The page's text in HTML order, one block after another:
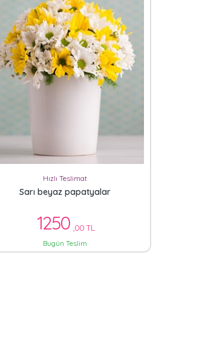
Hızlı Teslimat
Sarı beyaz papatyalar
1250 ,00 TL
Bugün Teslim